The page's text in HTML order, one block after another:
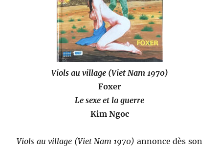
Viols au village (Viet Nam 1970)
Foxer
Le sexe et la guerre
Kim Ngoc
Viols au village (Viet Nam 1970) annonce dès son